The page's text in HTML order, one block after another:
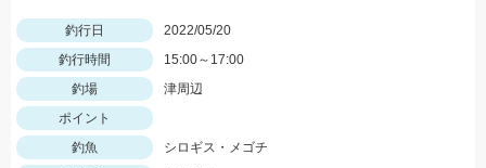
釣行日
2022/05/20
釣行時間
15:00～17:00
釣場
津周辺
ポイント
釣魚
シロギス・メゴチ